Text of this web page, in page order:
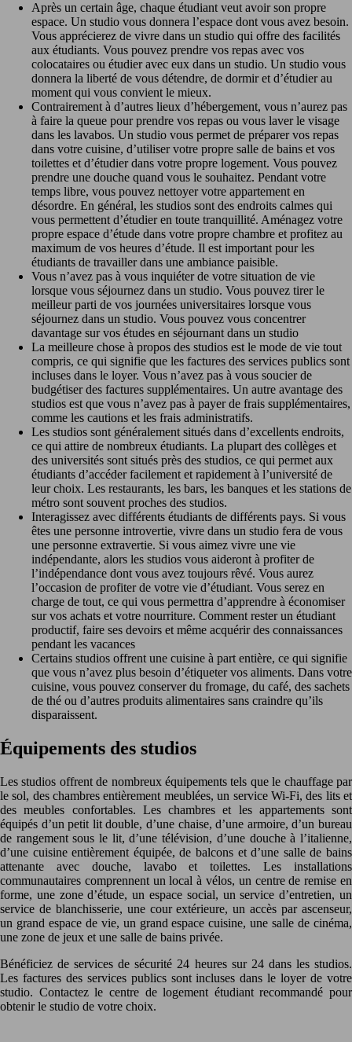
Après un certain âge, chaque étudiant veut avoir son propre
espace. Un studio vous donnera l’espace dont vous avez besoin.
Vous apprécierez de vivre dans un studio qui offre des facilités
aux étudiants. Vous pouvez prendre vos repas avec vos
colocataires ou étudier avec eux dans un studio. Un studio vous
donnera la liberté de vous détendre, de dormir et d’étudier au
moment qui vous convient le mieux.
Contrairement à d’autres lieux d’hébergement, vous n’aurez pas
à faire la queue pour prendre vos repas ou vous laver le visage
dans les lavabos. Un studio vous permet de préparer vos repas
dans votre cuisine, d’utiliser votre propre salle de bains et vos
toilettes et d’étudier dans votre propre logement. Vous pouvez
prendre une douche quand vous le souhaitez. Pendant votre
temps libre, vous pouvez nettoyer votre appartement en
désordre. En général, les studios sont des endroits calmes qui
vous permettent d’étudier en toute tranquillité. Aménagez votre
propre espace d’étude dans votre propre chambre et profitez au
maximum de vos heures d’étude. Il est important pour les
étudiants de travailler dans une ambiance paisible.
Vous n’avez pas à vous inquiéter de votre situation de vie
lorsque vous séjournez dans un studio. Vous pouvez tirer le
meilleur parti de vos journées universitaires lorsque vous
séjournez dans un studio. Vous pouvez vous concentrer
davantage sur vos études en séjournant dans un studio
La meilleure chose à propos des studios est le mode de vie tout
compris, ce qui signifie que les factures des services publics sont
incluses dans le loyer. Vous n’avez pas à vous soucier de
budgétiser des factures supplémentaires. Un autre avantage des
studios est que vous n’avez pas à payer de frais supplémentaires,
comme les cautions et les frais administratifs.
Les studios sont généralement situés dans d’excellents endroits,
ce qui attire de nombreux étudiants. La plupart des collèges et
des universités sont situés près des studios, ce qui permet aux
étudiants d’accéder facilement et rapidement à l’université de
leur choix. Les restaurants, les bars, les banques et les stations de
métro sont souvent proches des studios.
Interagissez avec différents étudiants de différents pays. Si vous
êtes une personne introvertie, vivre dans un studio fera de vous
une personne extravertie. Si vous aimez vivre une vie
indépendante, alors les studios vous aideront à profiter de
l’indépendance dont vous avez toujours rêvé. Vous aurez
l’occasion de profiter de votre vie d’étudiant. Vous serez en
charge de tout, ce qui vous permettra d’apprendre à économiser
sur vos achats et votre nourriture. Comment rester un étudiant
productif, faire ses devoirs et même acquérir des connaissances
pendant les vacances
Certains studios offrent une cuisine à part entière, ce qui signifie
que vous n’avez plus besoin d’étiqueter vos aliments. Dans votre
cuisine, vous pouvez conserver du fromage, du café, des sachets
de thé ou d’autres produits alimentaires sans craindre qu’ils
disparaissent.
Équipements des studios
Les studios offrent de nombreux équipements tels que le chauffage par
le sol, des chambres entièrement meublées, un service Wi-Fi, des lits et
des meubles confortables. Les chambres et les appartements sont
équipés d’un petit lit double, d’une chaise, d’une armoire, d’un bureau
de rangement sous le lit, d’une télévision, d’une douche à l’italienne,
d’une cuisine entièrement équipée, de balcons et d’une salle de bains
attenante avec douche, lavabo et toilettes. Les installations
communautaires comprennent un local à vélos, un centre de remise en
forme, une zone d’étude, un espace social, un service d’entretien, un
service de blanchisserie, une cour extérieure, un accès par ascenseur,
un grand espace de vie, un grand espace cuisine, une salle de cinéma,
une zone de jeux et une salle de bains privée.
Bénéficiez de services de sécurité 24 heures sur 24 dans les studios.
Les factures des services publics sont incluses dans le loyer de votre
studio. Contactez le centre de logement étudiant recommandé pour
obtenir le studio de votre choix.